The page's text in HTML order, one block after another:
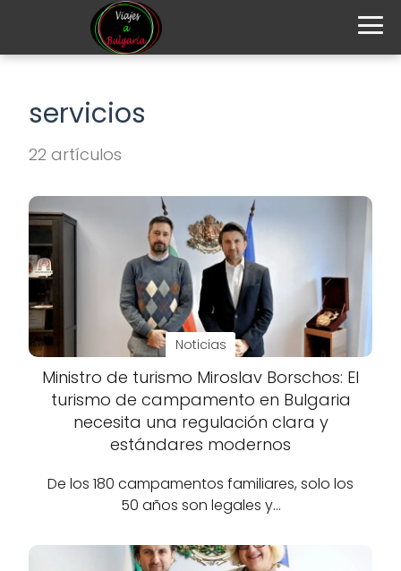
servicios
22 artículos
Noticias
Ministro de turismo Miroslav Borschos: El
turismo de campamento en Bulgaria
necesita una regulación clara y
estándares modernos
De los 180 campamentos familiares, solo los
50 años son legales y…